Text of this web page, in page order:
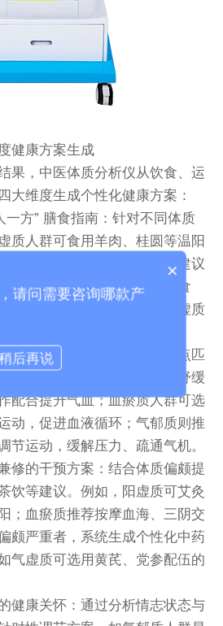
健康方案生成
果，中医体质分析仪从饮食、运
大维度生成个性化健康方案：
一方” 膳食指南：针对不同体质
质人群可食用羊肉、桂圆等温阳
肉汤等药膳；痰湿质人群则建议
祛湿，同时减少甜食与油炸食
变化调整建议，如夏季为阴虚质
阴润燥。
动态运动处方：根据体质特点匹
虚质适合八段锦、太极拳等舒缓
配合提升气血；血瘀质人群可选
动，促进血液循环；气郁质则推
节运动，缓解压力、疏通气机。
修的干预方案：结合体质偏颇提
饮等建议。例如，阳虚质可艾灸
；血瘀质推荐按摩血海、三阴交
颇严重者，系统生成个性化中药
气虚质可选用黄芪、党参配伍的
健康关怀：通过分析情志状态与
×
请问需要咨询哪款产
后再说